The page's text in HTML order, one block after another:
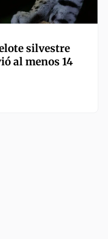
silvestre
al menos 14